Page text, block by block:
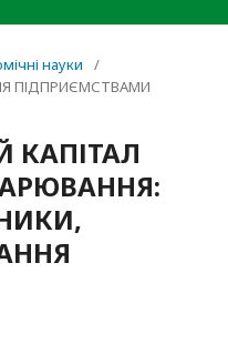
науки
/
ПІДПРИЄМСТВАМИ
КАПІТАЛ